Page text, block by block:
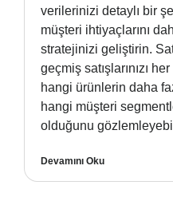
verilerinizi detaylı bir
müşteri ihtiyaçlarını
stratejinizi geliştirin.
geçmiş satışlarınızı
hangi ürünlerin daha
hangi müşteri
olduğunu
Devamını Oku